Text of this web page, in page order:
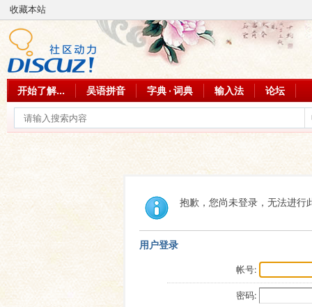
收藏本站
开始了解... 吴语拼音 字典 · 词典 输入法 论坛
抱歉，您尚未登录，无法进行
用户登录
帐号:
密码: